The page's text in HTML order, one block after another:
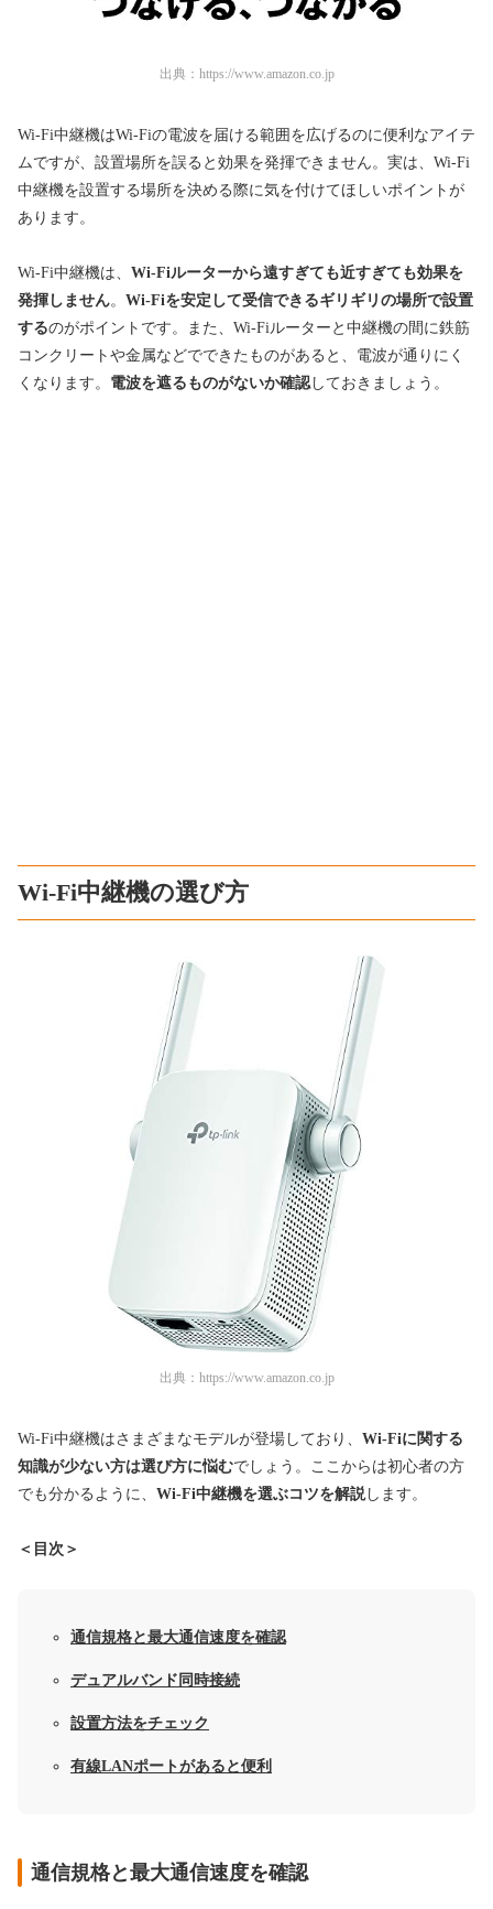
出典： https://www.amazon.co.jp
Wi-Fi中継機はWi-Fiの電波を届ける範囲を広げるのに便利なアイテ
ムですが、設置場所を誤ると効果を発揮できません。実は、Wi-Fi
中継機を設置する場所を決める際に気を付けてほしいポイントが
あります。
Wi-Fi中継機は、 Wi-Fiルーターから遠すぎても近すぎても効果を
発揮しません。 Wi-Fiを安定して受信できるギリギリの場所で設置
するのがポイントです。また、Wi-Fiルーターと中継機の間に鉄筋
コンクリートや金属などでできたものがあると、電波が通りにく
くなります。 電波を遮るものがないか確認 しておきましょう。
Wi-Fi中継機の選び方
出典： https://www.amazon.co.jp
Wi-Fi中継機はさまざまなモデルが登場しており、 Wi-Fiに関する
知識が少ない方は選び方に悩むでしょう。ここからは初心者の方
でも分かるように、 Wi-Fi中継機を選ぶコツを解説 します。
＜目次＞
通信規格と最大通信速度を確認
デュアルバンド同時接続
設置方法をチェック
有線LANポートがあると便利
通信規格と最大通信速度を確認